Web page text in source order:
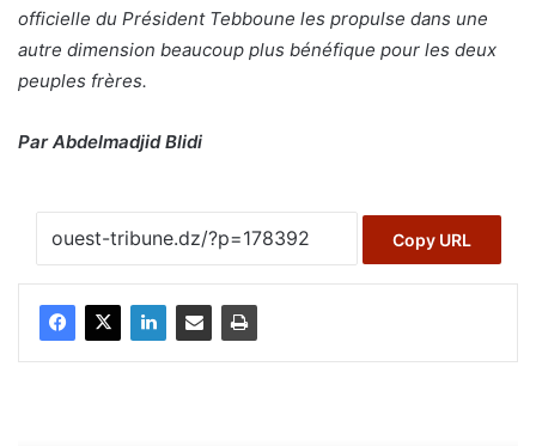
officielle du Président Tebboune les propulse dans une
autre dimension beaucoup plus bénéfique pour les deux
peuples frères.
Par Abdelmadjid Blidi
Copy URL